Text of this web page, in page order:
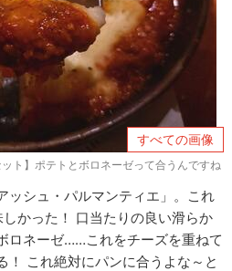
すべての画像
ト】ポテトとボロネーゼって合うんですね
ッシュ・パルマンティエ」。これ
かった！ 口当たりの良い滑らか
ロネーゼ……これをチーズを重ねて
！ これ絶対にパンに合うよな～と